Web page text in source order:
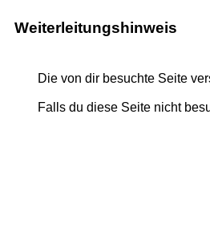
Weiterleitungshinweis
Die von dir besuchte Seite
Falls du diese Seite nicht